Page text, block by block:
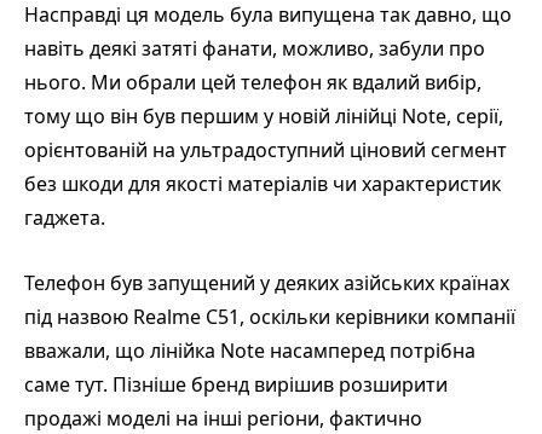
Насправді ця модель була випущена так давно, що
навіть деякі затяті фанати, можливо, забули про
нього. Ми обрали цей телефон як вдалий вибір,
тому що він був першим у новій лінійці Note, серії,
орієнтованій на ультрадоступний ціновий сегмент
без шкоди для якості матеріалів чи характеристик
гаджета.
Телефон був запущений у деяких азійських країнах
під назвою Realme C51, оскільки керівники компанії
вважали, що лінійка Note насамперед потрібна
саме тут. Пізніше бренд вирішив розширити
продажі моделі на інші регіони, фактично